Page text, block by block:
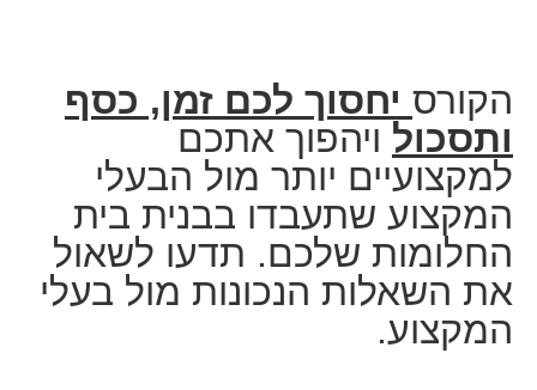
הקורס יחסוך לכם זמן, כסף
ותסכול ויהפוך אתכם
למקצועיים יותר מול הבעלי
המקצוע שתעבדו בבנית בית
החלומות שלכם. תדעו לשאול
את השאלות הנכונות מול בעלי
המקצוע.